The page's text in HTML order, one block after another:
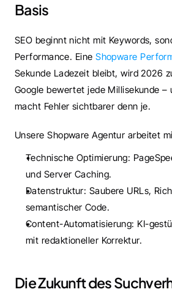
Basis
SEO beginnt nicht mit Keywords,
Performance. Eine Shopware
Sekunde Ladezeit bleibt, wird 2026
Google bewertet jede Millisekunde –
macht Fehler sichtbarer denn je.
Unsere Shopware Agentur arbeitet
Technische Optimierung:
und Server Caching.
Datenstruktur: Saubere URLs,
semantischer Code.
Content-Automatisierung: KI-
mit redaktioneller Korrektur.
Die Zukunft des